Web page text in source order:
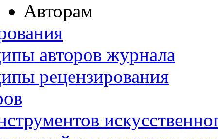
Авторам
авторов журнала
рецензирования